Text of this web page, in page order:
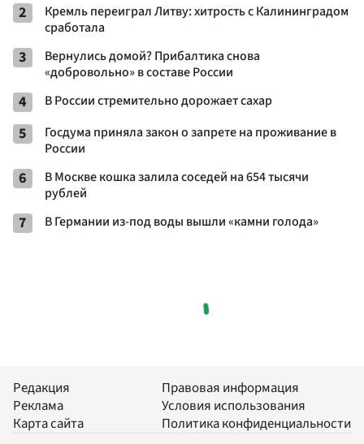
2
Кремль переиграл Литву: хитрость с Калининградом
сработала
3
Вернулись домой? Прибалтика снова
«добровольно» в составе России
4 В России стремительно дорожает сахар
5
Госдума приняла закон о запрете на проживание в
России
6
В Москве кошка залила соседей на 654 тысячи
рублей
7 В Германии из-под воды вышли «камни голода»
Редакция
Реклама
Карта сайта
Правовая информация
Условия использования
Политика конфиденциальности